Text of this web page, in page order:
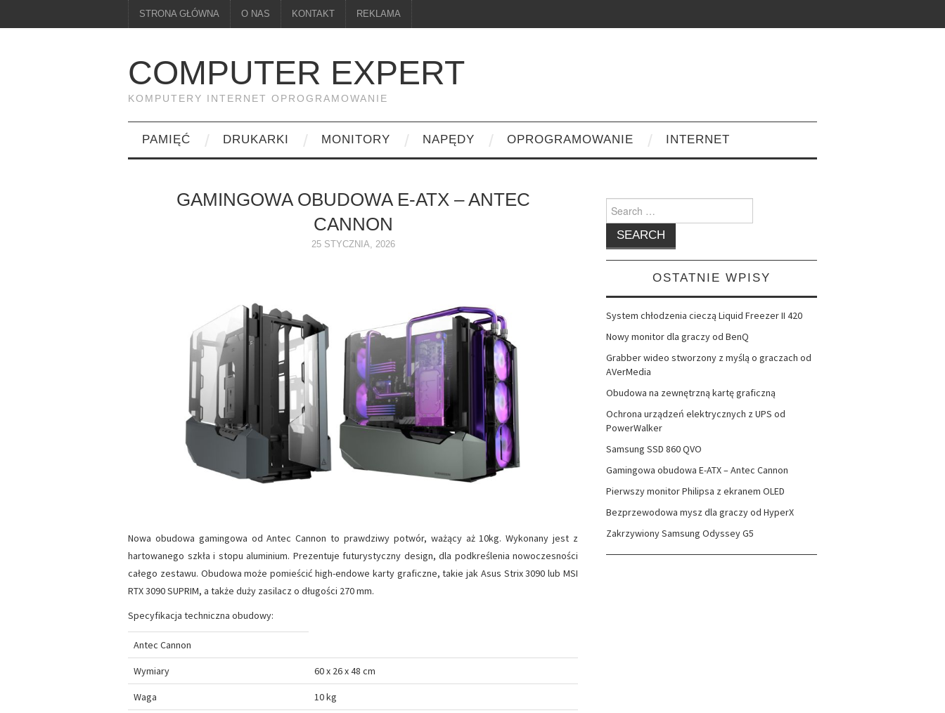
STRONA GŁÓWNA O NAS KONTAKT REKLAMA
COMPUTER EXPERT
KOMPUTERY INTERNET OPROGRAMOWANIE
PAMIĘĆ DRUKARKI MONITORY NAPĘDY OPROGRAMOWANIE INTERNET
GAMINGOWA OBUDOWA E-ATX – ANTEC
CANNON
25 STYCZNIA, 2026
Nowa obudowa gamingowa od Antec Cannon to prawdziwy potwór, ważący aż 10kg. Wykonany jest z
hartowanego szkła i stopu aluminium. Prezentuje futurystyczny design, dla podkreślenia nowoczesności
całego zestawu. Obudowa może pomieścić high-endowe karty graficzne, takie jak Asus Strix 3090 lub MSI
RTX 3090 SUPRIM, a także duży zasilacz o długości 270 mm.
Specyfikacja techniczna obudowy:
Antec Cannon
Wymiary 60 x 26 x 48 cm
Waga 10 kg
Search
for:
OSTATNIE WPISY
System chłodzenia cieczą Liquid Freezer II 420
Nowy monitor dla graczy od BenQ
Grabber wideo stworzony z myślą o graczach od
AVerMedia
Obudowa na zewnętrzną kartę graficzną
Ochrona urządzeń elektrycznych z UPS od
PowerWalker
Samsung SSD 860 QVO
Gamingowa obudowa E-ATX – Antec Cannon
Pierwszy monitor Philipsa z ekranem OLED
Bezprzewodowa mysz dla graczy od HyperX
Zakrzywiony Samsung Odyssey G5